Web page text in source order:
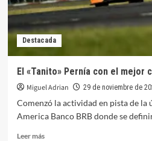
Destacada
El «Tanito» Pernía con el mejor
Miguel Adrian 29 de noviembre de
Comenzó la actividad en pista de la
America Banco BRB donde se
Leer másLeer